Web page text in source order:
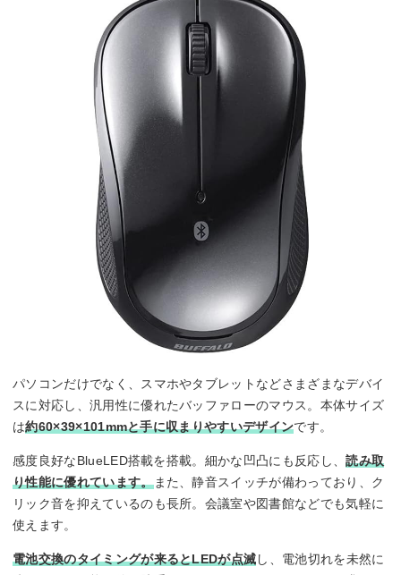
パソコンだけでなく、スマホやタブレットなどさまざまなデバイ
スに対応し、汎用性に優れたバッファローのマウス。本体サイズ
は約60×39×101mmと手に収まりやすいデザインです。
感度良好なBlueLED搭載を搭載。細かな凹凸にも反応し、読み取
り性能に優れています。また、静音スイッチが備わっており、ク
リック音を抑えているのも長所。会議室や図書館などでも気軽に
使えます。
電池交換のタイミングが来るとLEDが点滅し、電池切れを未然に